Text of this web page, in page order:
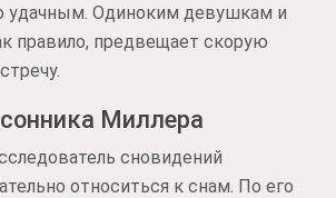
удачным. Одиноким девушкам и
правило, предвещает скорую
Миллера
сновидений
относиться к снам. По его